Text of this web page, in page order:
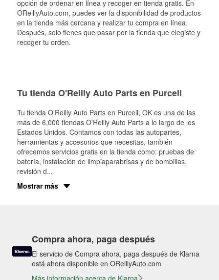
opción de ordenar en línea y recoger en tienda gratis. En
OReillyAuto.com, puedes ver la disponibilidad de productos
en la tienda más cercana y realizar tu compra en línea.
Después, solo tienes que pasar por la tienda que elegiste y
recoger tu orden.
Tu tienda O'Reilly Auto Parts en Purcell
Tu tienda O'Reilly Auto Parts en Purcell, OK es una de las
más de 6,000 tiendas O'Reilly Auto Parts a lo largo de los
Estados Unidos. Contamos con todas las autopartes,
herramientas y accesorios que necesitas, también
ofrecemos servicios gratis en la tienda como: pruebas de
batería, instalación de limpiaparabrisas y de bombillas,
revisión d...
Mostrar más
Compra ahora, paga después
El servicio de Compra ahora, paga después de Klarna
está ahora disponible en OReillyAuto.com
Más información acerca de Klarna